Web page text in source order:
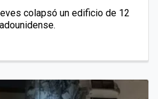
colapsó un edificio de 12